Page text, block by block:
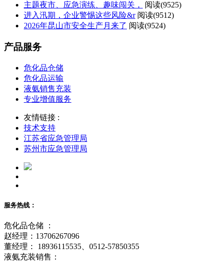
主题夜市、应急演练、趣味闯关，
阅读(9525)
进入汛期，企业警惕这些风险&r 阅读(9512)
2026年昆山市安全生产月来了 阅读(9524)
产品服务
危化品仓储
危化品运输
液氨销售充装
专业增值服务
友情链接 :
技术支持
江苏省应急管理局
苏州市应急管理局
服务热线：
危化品仓储 ：
赵经理：13706267096
董经理： 18936115535、0512-57850355
液氨充装销售：